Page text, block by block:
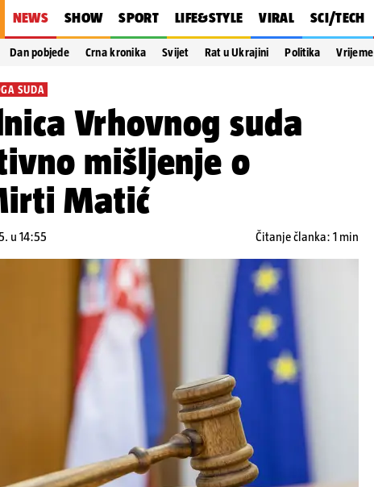
NEWS SHOW SPORT LIFE&STYLE VIRAL SCI/TECH
Dan pobjede Crna kronika Svijet Rat u Ukrajini Politika Vrijeme
SUDA
Vrhovnog suda
mišljenje o
Matić
u 14:55 Čitanje članka: 1 min